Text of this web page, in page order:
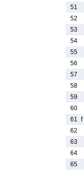
51
52
53
54
55
56
57
58
59
60
61 f
62
63
64
65